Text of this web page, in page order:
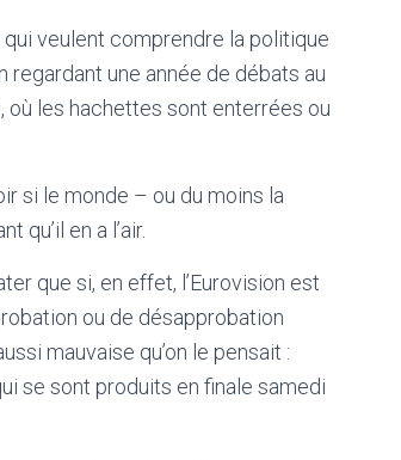
qui veulent comprendre la politique
regardant une année de débats au
où les hachettes sont enterrées ou
si le monde – ou du moins la
qu’il en a l’air.
que si, en effet, l’Eurovision est
ou de désapprobation
mauvaise qu’on le pensait :
se sont produits en finale samedi